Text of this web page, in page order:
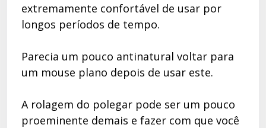
extremamente confortável de usar por
longos períodos de tempo.
Parecia um pouco antinatural voltar para
um mouse plano depois de usar este.
A rolagem do polegar pode ser um pouco
proeminente demais e fazer com que você